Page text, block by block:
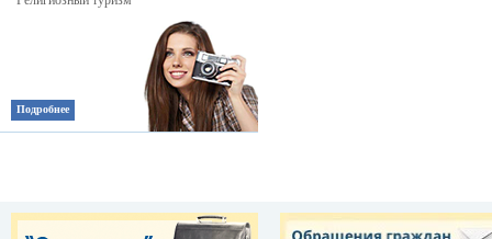
Подробнее